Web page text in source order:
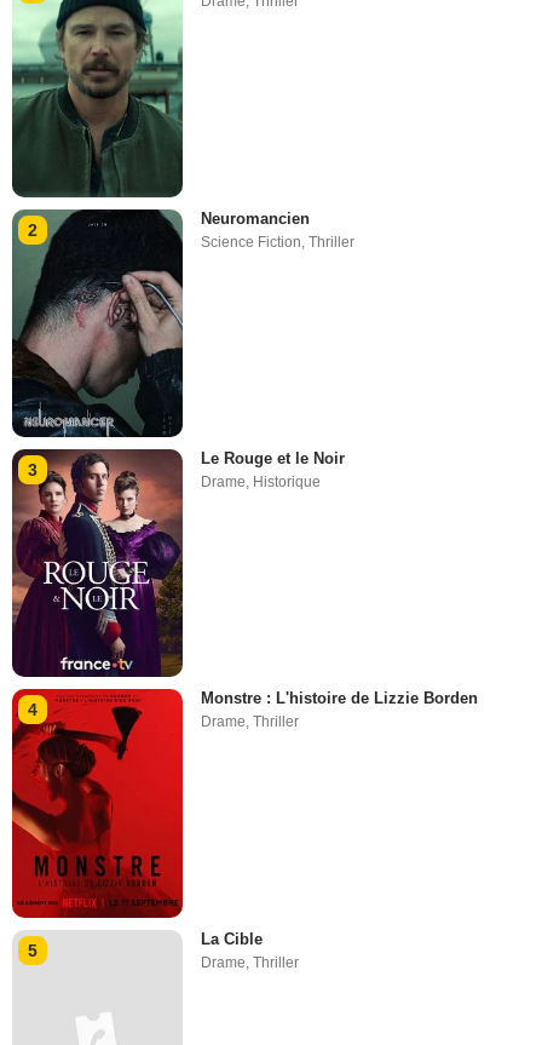
2
Neuromancien
Science Fiction ,Thriller
3
Le Rouge et le Noir
Drame, Historique
4
Monstre : L'histoire de Lizzie Borden
Drame,Thriller
5
La Cible
Drame ,Thriller